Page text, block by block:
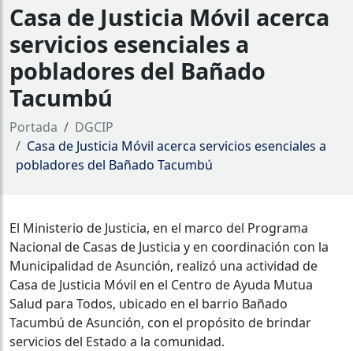
Casa de Justicia Móvil acerca
servicios esenciales a
pobladores del Bañado
Tacumbú
Portada
DGCIP
Casa de Justicia Móvil acerca servicios esenciales a
pobladores del Bañado Tacumbú
El Ministerio de Justicia, en el marco del Programa
Nacional de Casas de Justicia y en coordinación con la
Municipalidad de Asunción, realizó una actividad de
Casa de Justicia Móvil en el Centro de Ayuda Mutua
Salud para Todos, ubicado en el barrio Bañado
Tacumbú de Asunción, con el propósito de brindar
servicios del Estado a la comunidad.